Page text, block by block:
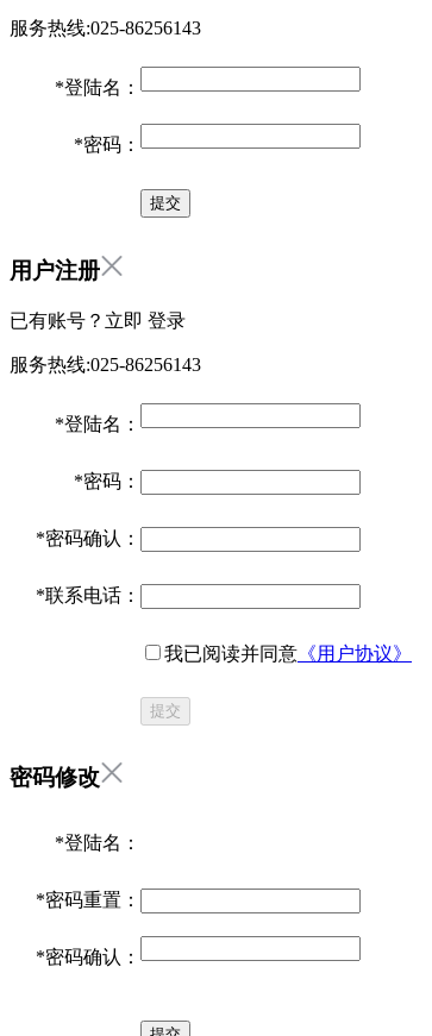
服务热线:025-86256143
*登陆名：
*密码：
用户注册
已有账号？立即 登录
服务热线:025-86256143
*登陆名：
*密码：
*密码确认：
*联系电话：
我已阅读并同意 《用户协议》
提交
密码修改
*登陆名：
*密码重置：
*密码确认：